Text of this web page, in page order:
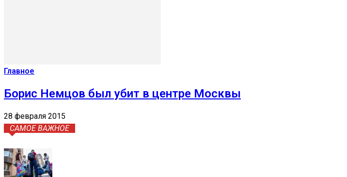
Главное
Борис Немцов был убит в центре Москвы
28 февраля 2015
САМОЕ ВАЖНОЕ